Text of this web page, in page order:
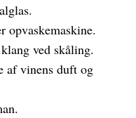
opvaskemaskine.
ved skåling.
af vinens duft og